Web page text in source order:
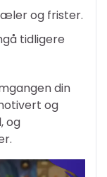
og frister.
tidligere
din
og
og